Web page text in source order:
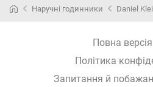
Наручні годинники Daniel
Повна
Політика
Запитання й